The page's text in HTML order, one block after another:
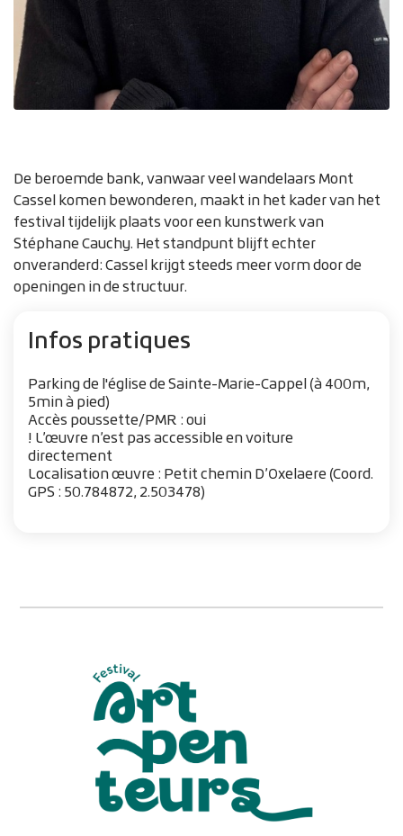
Zoom on image
De beroemde bank, vanwaar veel wandelaars Mont
Cassel komen bewonderen, maakt in het kader van het
festival tijdelijk plaats voor een kunstwerk van
Stéphane Cauchy. Het standpunt blijft echter
onveranderd: Cassel krijgt steeds meer vorm door de
openingen in de structuur.
Infos pratiques
Parking de l'église de Sainte-Marie-Cappel (à 400m,
5min à pied)
Accès poussette/PMR : oui
! L’œuvre n’est pas accessible en voiture
directement
Localisation œuvre : Petit chemin D’Oxelaere (Coord.
GPS : 50.784872, 2.503478)